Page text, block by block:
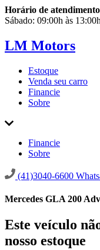
Horário de
Sábado: 09:00h às 13:00h
LM Motors
Estoque
Venda seu carro
Financie
Sobre
Financie
Sobre
(41)3040-6600
Mercedes GLA 200
Este veículo
nosso estoque